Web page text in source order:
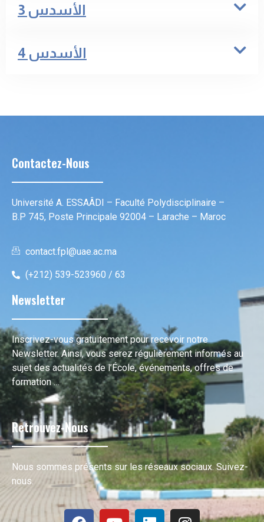
الأسدس 3
الأسدس 4
Contactez-Nous
Université A. ESSAÂDI – Faculté Polydisciplinaire –
B.P 745, Poste Principale 92004 – Larache – Maroc
contact.fpl@uae.ac.ma
(+212) 539-523960 / 63
Newsletter
Inscrivez-vous gratuitement pour recevoir notre
Newsletter. Ainsi, vous serez régulièrement informés au
sujet des actualités de l’École, événements, offres de
formation …
Retrouvez-Nous
Nous sommes présents sur les réseaux sociaux. Suivez-
nous.